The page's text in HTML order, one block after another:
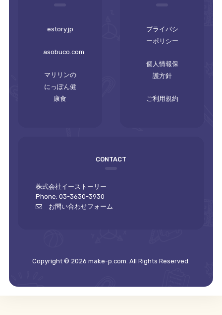
estory.jp
asobuco.com
マリリンの
にっぽん健
康食
プライバシ
ーポリシー
個人情報保
護方針
ご利用規約
CONTACT
株式会社イーストーリー
Phone: 03-3630-3930
お問い合わせフォーム
Copyright © 2026 make-p.com. All Rights Reserved.